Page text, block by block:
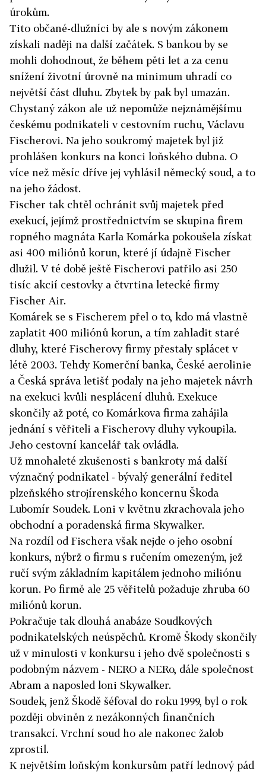
úrokům.
Tito občané-dlužníci by ale s novým zákonem
získali naději na další začátek. S bankou by se
mohli dohodnout, že během pěti let a za cenu
snížení životní úrovně na minimum uhradí co
největší část dluhu. Zbytek by pak byl umazán.
Chystaný zákon ale už nepomůže nejznámějšímu
českému podnikateli v cestovním ruchu, Václavu
Fischerovi. Na jeho soukromý majetek byl již
prohlášen konkurs na konci loňského dubna. O
více než měsíc dříve jej vyhlásil německý soud, a to
na jeho žádost.
Fischer tak chtěl ochránit svůj majetek před
exekucí, jejímž prostřednictvím se skupina firem
ropného magnáta Karla Komárka pokoušela získat
asi 400 miliónů korun, které jí údajně Fischer
dlužil. V té době ještě Fischerovi patřilo asi 250
tisíc akcií cestovky a čtvrtina letecké firmy
Fischer Air.
Komárek se s Fischerem přel o to, kdo má vlastně
zaplatit 400 miliónů korun, a tím zahladit staré
dluhy, které Fischerovy firmy přestaly splácet v
létě 2003. Tehdy Komerční banka, České aerolinie
a Česká správa letišť podaly na jeho majetek návrh
na exekuci kvůli nesplácení dluhů. Exekuce
skončily až poté, co Komárkova firma zahájila
jednání s věřiteli a Fischerovy dluhy vykoupila.
Jeho cestovní kancelář tak ovládla.
Už mnohaleté zkušenosti s bankroty má další
význačný podnikatel - bývalý generální ředitel
plzeňského strojírenského koncernu Škoda
Lubomír Soudek. Loni v květnu zkrachovala jeho
obchodní a poradenská firma Skywalker.
Na rozdíl od Fischera však nejde o jeho osobní
konkurs, nýbrž o firmu s ručením omezeným, jež
ručí svým základním kapitálem jednoho miliónu
korun. Po firmě ale 25 věřitelů požaduje zhruba 60
miliónů korun.
Pokračuje tak dlouhá anabáze Soudkových
podnikatelských neúspěchů. Kromě Škody skončily
už v minulosti v konkursu i jeho dvě společnosti s
podobným názvem - NERO a NERo, dále společnost
Abram a naposled loni Skywalker.
Soudek, jenž Škodě šéfoval do roku 1999, byl o rok
později obviněn z nezákonných finančních
transakcí. Vrchní soud ho ale nakonec žalob
zprostil.
K největším loňským konkursům patří lednový pád